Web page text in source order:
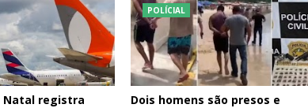
Natal registra
POLÍCIAL
Dois homens são presos e